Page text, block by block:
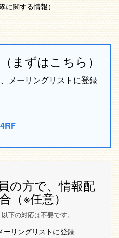
に関する情報）
まずはこちら）
メーリングリストに登録
の方で、情報配
（※任意）
下の対応は不要です。
ーリングリストに登録